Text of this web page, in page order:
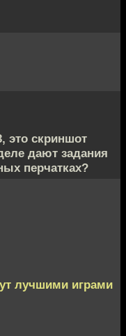
это скриншот
дают задания
перчатках?
лучшими играми